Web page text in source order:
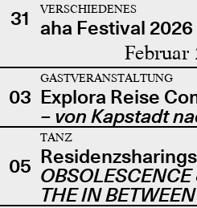
31
VERSCHIEDENES
aha Festival 2026
Februar
03
GASTVERANSTALTUNG
Explora Reise
– von Kapstadt
05
TANZ
OBSOLESCENCE
THE IN BETWEEN